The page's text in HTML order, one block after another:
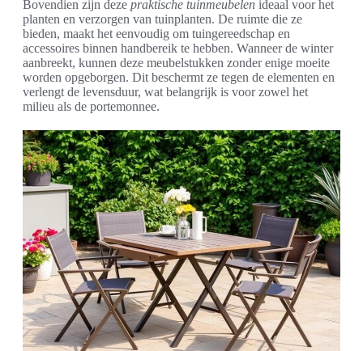
Bovendien zijn deze praktische tuinmeubelen ideaal voor het
planten en verzorgen van tuinplanten. De ruimte die ze
bieden, maakt het eenvoudig om tuingereedschap en
accessoires binnen handbereik te hebben. Wanneer de winter
aanbreekt, kunnen deze meubelstukken zonder enige moeite
worden opgeborgen. Dit beschermt ze tegen de elementen en
verlengt de levensduur, wat belangrijk is voor zowel het
milieu als de portemonnee.